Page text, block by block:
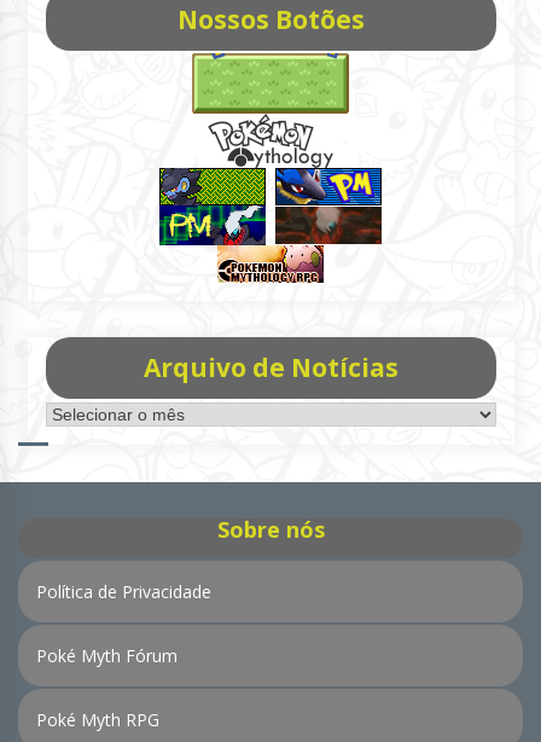
Nossos Botões
Arquivo de Notícias
Arquivo
de
Sobre nós
Política de Privacidade
Poké Myth Fórum
Poké Myth RPG